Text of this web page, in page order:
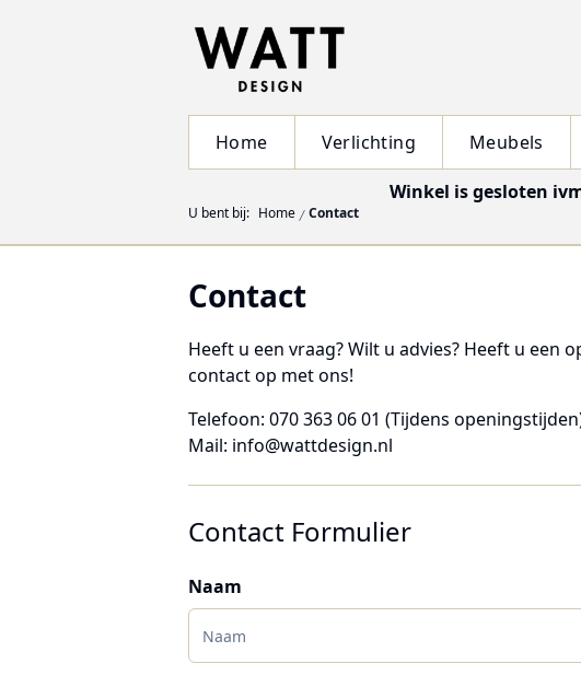
Home Verlichting Meubels
Winkel is gesloten
U bent bij: Home Contact
Contact
Heeft u een vraag? Wilt u advies? Heeft u een
contact op met ons!
Telefoon: 070 363 06 01 (Tijdens
Mail: info@wattdesign.nl
Contact Formulier
Naam